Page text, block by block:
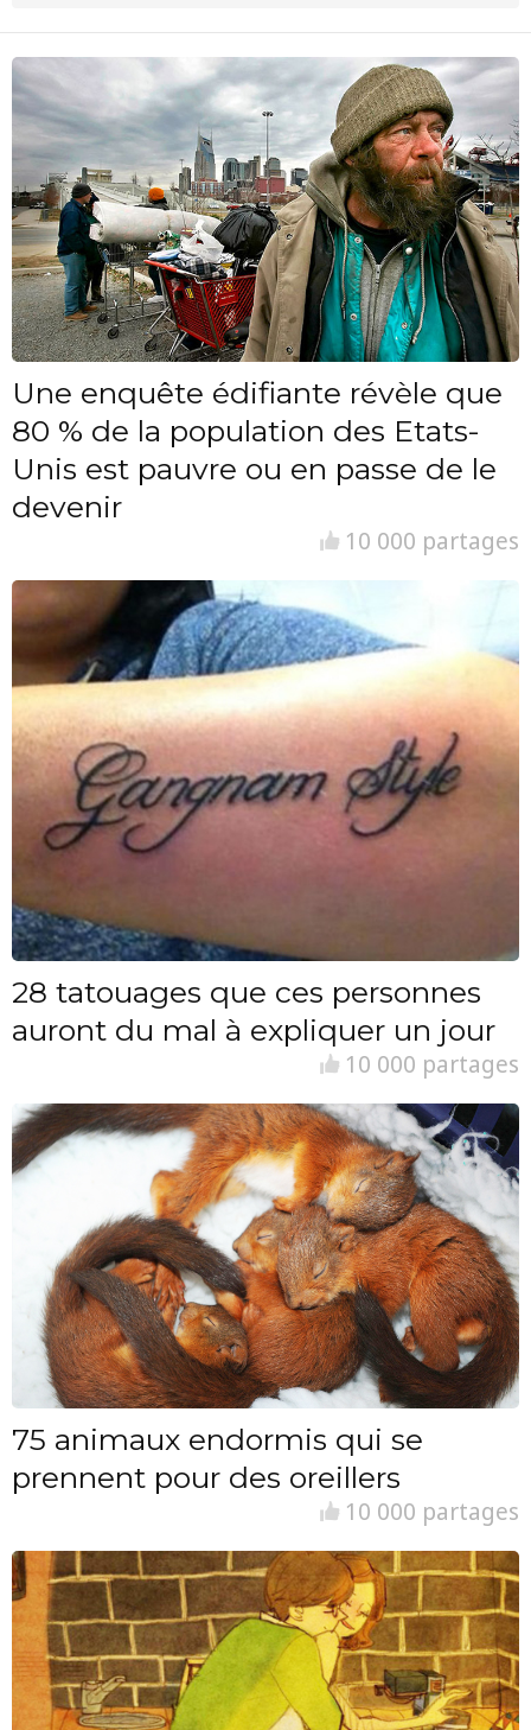
Une enquête édifiante révèle que
80 % de la population des Etats-
Unis est pauvre ou en passe de le
devenir
10 000 partages
28 tatouages que ces personnes
auront du mal à expliquer un jour
10 000 partages
75 animaux endormis qui se
prennent pour des oreillers
10 000 partages